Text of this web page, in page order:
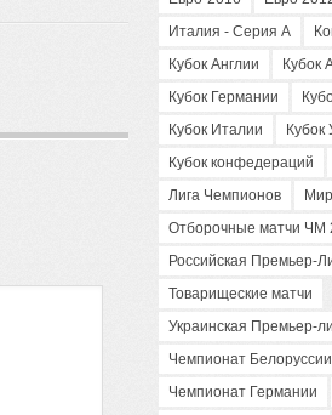
Италия - Серия А
Кубок Англии
Кубок
Кубок Германии
Кубок Италии
Кубок
Кубок конфедераций
Лига Чемпионов
Отборочные матчи ЧМ
Российская Премьер-
Товарищеские матчи
Украинская Премьер-
Чемпионат Белоруссии
Чемпионат Германии